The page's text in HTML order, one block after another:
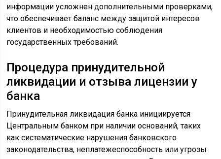
информации усложнен дополнительными проверками,
что обеспечивает баланс между защитой интересов
клиентов и необходимостью соблюдения
государственных требований.
Процедура принудительной
ликвидации и отзыва лицензии у
банка
Принудительная ликвидация банка инициируется
Центральным банком при наличии оснований, таких
как систематические нарушения банковского
законодательства, неплатежеспособность или угрозы